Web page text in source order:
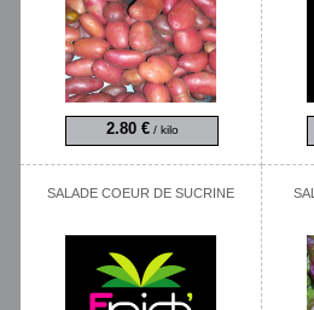
2.80 €/ kilo
SALADE COEUR DE SUCRINE